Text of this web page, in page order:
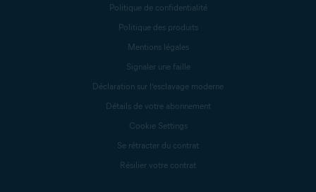
Politique de confidentialité
Politique des produits
Mentions légales
Signaler une faille
Déclaration sur l’esclavage moderne
Détails de votre abonnement
Cookie Settings
Se rétracter du contrat
Résilier votre contrat